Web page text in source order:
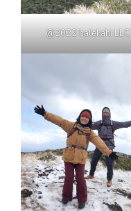
@2022 halekahi LLC